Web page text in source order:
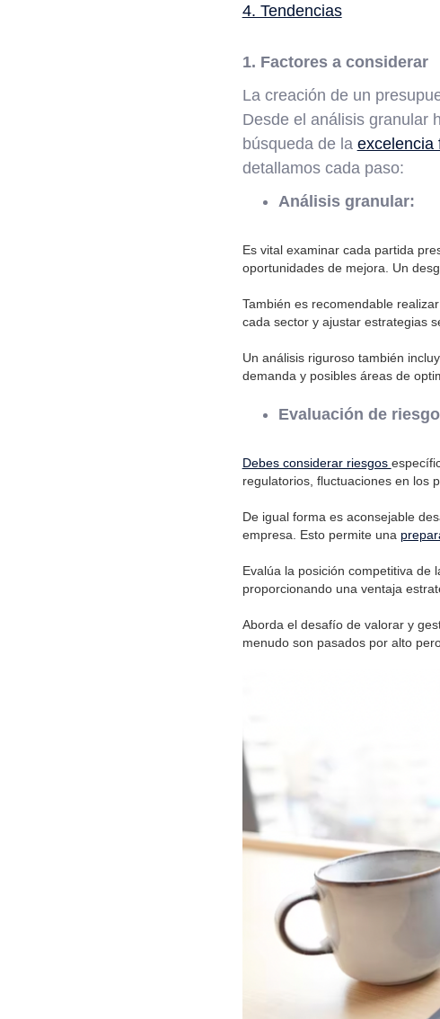
4. Tendencias
1. Factores a considerar
La creación de un
Desde el análisis granular
búsqueda de la excelencia
detallamos cada paso:
Análisis granular:
Es vital examinar cada partida
oportunidades de mejora. Un
También es recomendable
cada sector y ajustar estrategias
Un análisis riguroso también
demanda y posibles áreas de
Evaluación de
Debes considerar riesgos
regulatorios, fluctuaciones en los
De igual forma es aconsejable
empresa. Esto permite una
Evalúa la posición competitiva de
proporcionando una ventaja
Aborda el desafío de valorar y
menudo son pasados por alto